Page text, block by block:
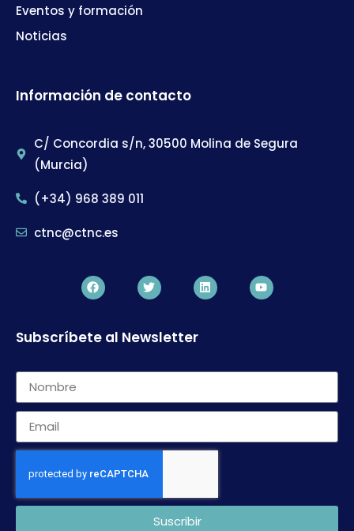
Eventos y formación
Noticias
Información de contacto
C/ Concordia s/n, 30500 Molina de Segura
(Murcia)
(+34) 968 389 011
ctnc@ctnc.es
Subscríbete al Newsletter
Suscribir